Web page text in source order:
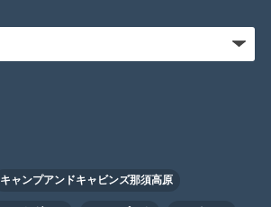
キャンプアンドキャビンズ那須高原